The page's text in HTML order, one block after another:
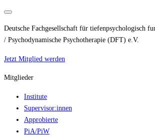
Deutsche Fachgesellschaft für tiefenpsychologisch
/ Psychodynamische Psychotherapie (DFT) e.V.
Jetzt Mitglied werden
Mitglieder
Institute
Supervisor:innen
Approbierte
PiA/PiW